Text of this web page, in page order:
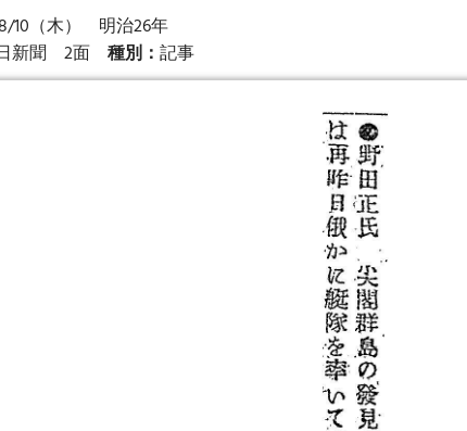
10（木） 明治26年
新聞 2面 種別： 記事